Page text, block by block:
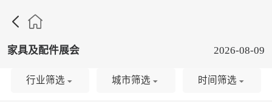

家具及配件展会 2026-08-09
行业筛选 城市筛选 时间筛选